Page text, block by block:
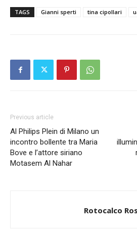
TAGS Gianni sperti tina cipollari
Previous article
Al Philips Plein di Milano un
incontro bollente tra Maria
Bove e l’attore siriano
Motasem Al Nahar
Rotocalco